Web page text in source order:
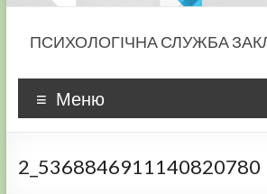
ПСИХОЛОГІЧНА СЛУЖБА
Меню
2_5368846911140820780